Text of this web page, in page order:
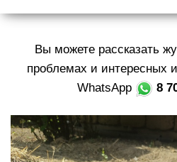
Вы можете рассказать
проблемах и интересных
WhatsApp
8